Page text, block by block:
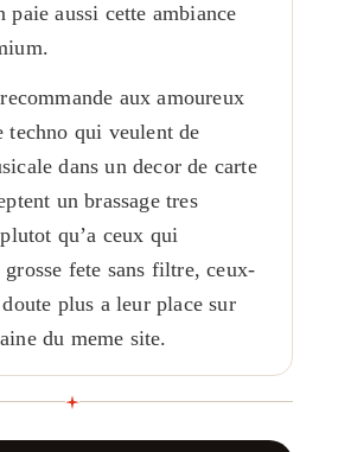
paie aussi cette ambiance
aux amoureux
techno qui veulent de
dans un decor de carte
un brassage tres
qu’a ceux qui
grosse fete sans filtre, ceux-
plus a leur place sur
du meme site.